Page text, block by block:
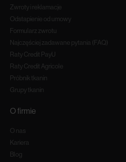
Zwroty i reklamacje
Odstapienie od umowy
Formularz zwrotu
Najczęściej zadawane pytania (FAQ)
Raty Credit PayU
Raty Credit Agricole
Próbnik tkanin
Grupy tkanin
O firmie
O nas
Kariera
Blog